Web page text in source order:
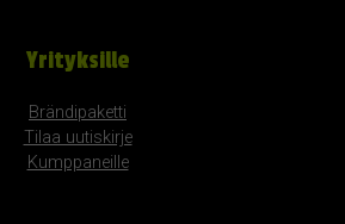
Yrityksille
Brändipaketti
Tilaa uutiskirje
Kumppaneille